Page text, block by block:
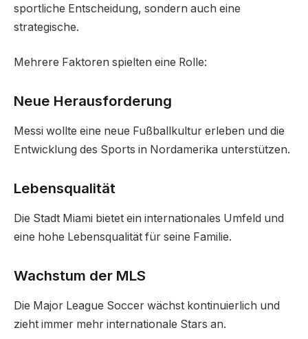
sportliche Entscheidung, sondern auch eine
strategische.
Mehrere Faktoren spielten eine Rolle:
Neue Herausforderung
Messi wollte eine neue Fußballkultur erleben und die
Entwicklung des Sports in Nordamerika unterstützen.
Lebensqualität
Die Stadt Miami bietet ein internationales Umfeld und
eine hohe Lebensqualität für seine Familie.
Wachstum der MLS
Die Major League Soccer wächst kontinuierlich und
zieht immer mehr internationale Stars an.